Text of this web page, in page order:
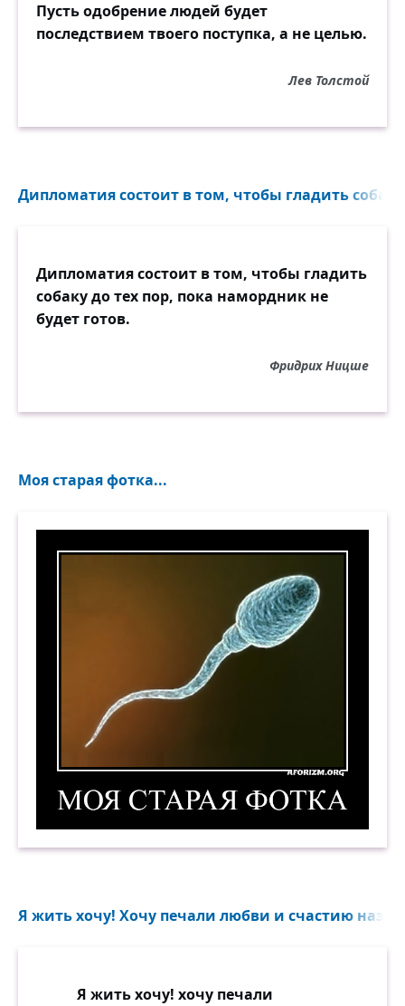
Пусть одобрение людей будет
последствием твоего поступка, а не целью.
Лев Толстой
Дипломатия состоит в том, чтобы гладить
Дипломатия состоит в том, чтобы гладить
собаку до тех пор, пока намордник не
будет готов.
Фридрих Ницше
Моя старая фотка...
Я жить хочу! Хочу печали любви и счастию
Я жить хочу! хочу печали